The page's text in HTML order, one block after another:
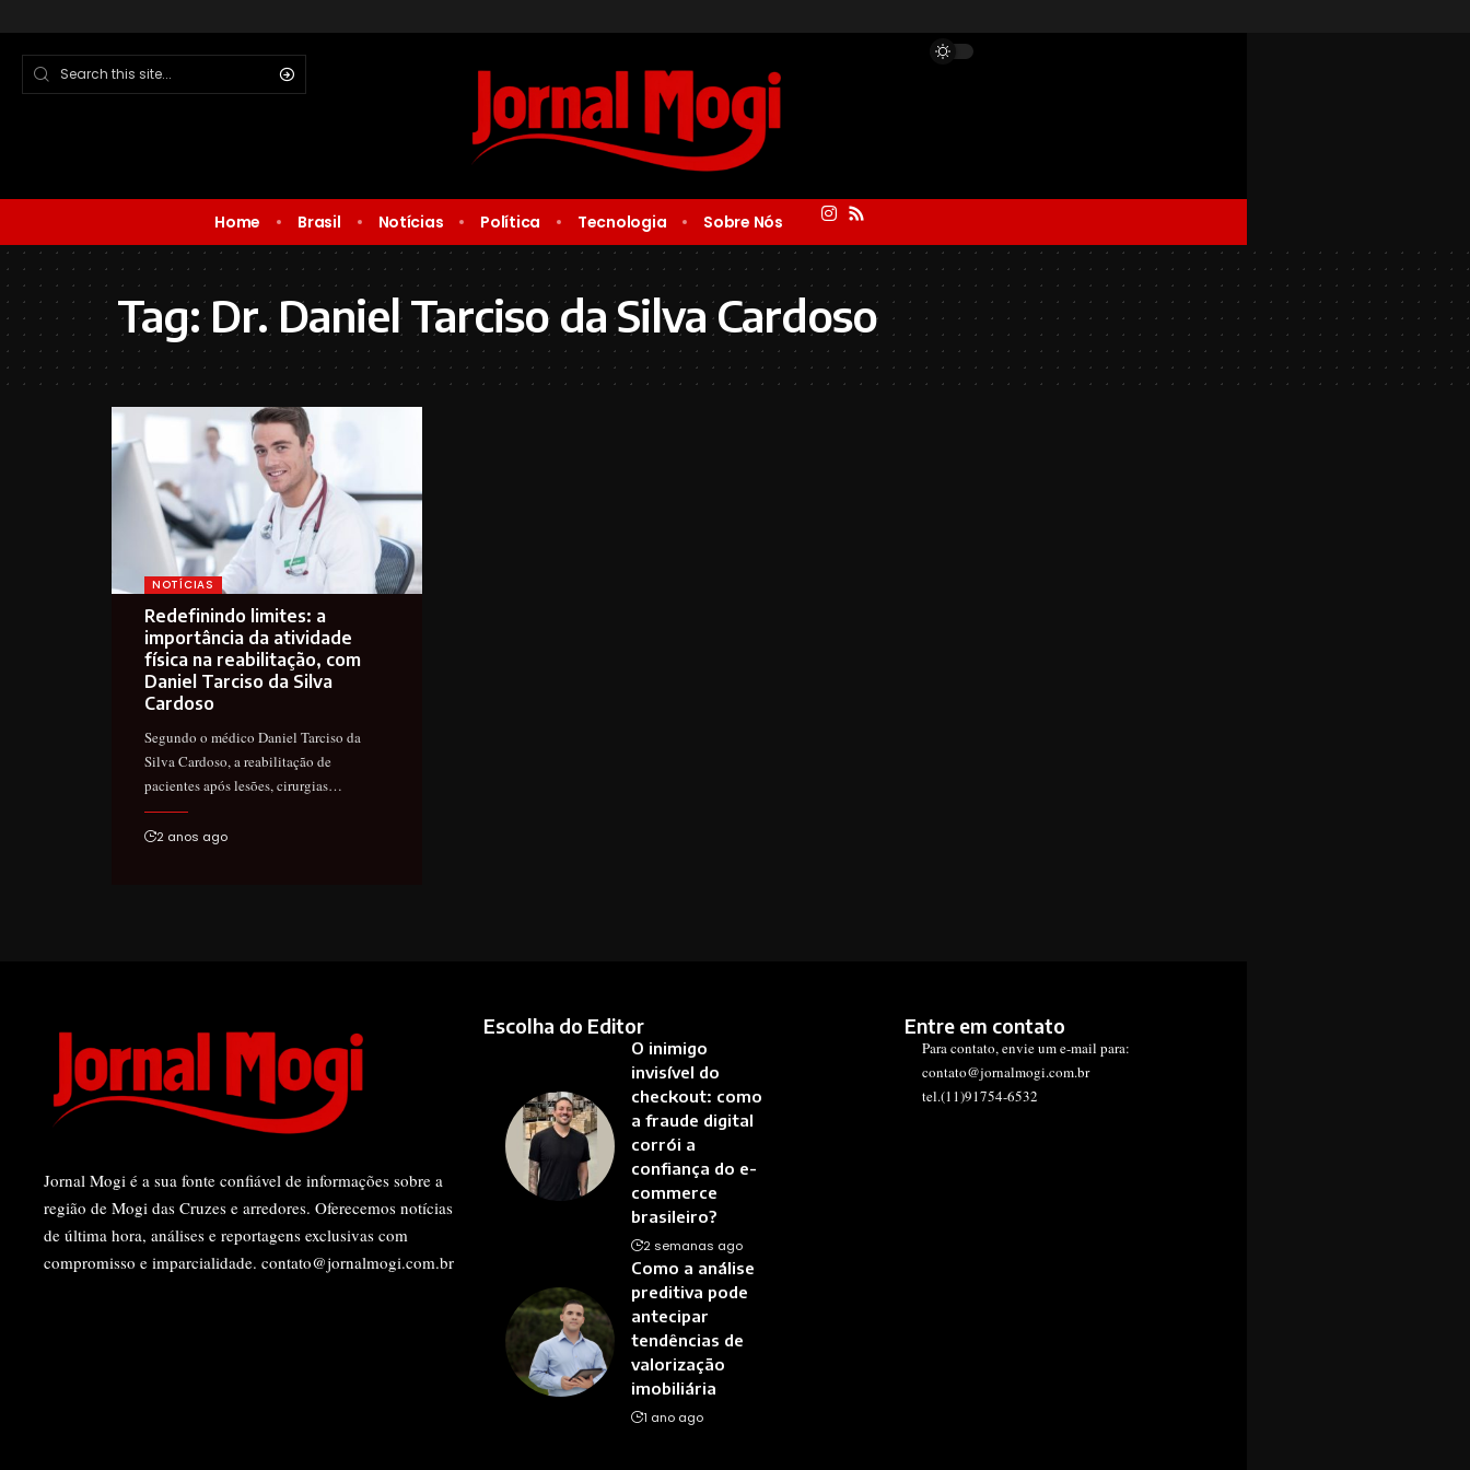
Home Brasil Notícias Política Tecnologia Sobre Nós
Tag:Dr. Daniel Tarciso da Silva Cardoso
NOTÍCIAS
Redefinindo limites: a
importância da atividade
física na reabilitação, com
Daniel Tarciso da Silva
Cardoso
Segundo o médico Daniel Tarciso da
Silva Cardoso, a reabilitação de
pacientes após lesões, cirurgias…
2 anos ago
Jornal Mogi é a sua fonte confiável de informações sobre a
região de Mogi das Cruzes e arredores. Oferecemos notícias
de última hora, análises e reportagens exclusivas com
compromisso e imparcialidade. contato@jornalmogi.com.br
Escolha do Editor
O inimigo
invisível do
checkout: como
a fraude digital
corrói a
confiança do e-
commerce
brasileiro?
2 semanas ago
Como a análise
preditiva pode
antecipar
tendências de
valorização
imobiliária
1 ano ago
Entre em contato
Para contato, envie um e-mail para:
contato@jornalmogi.com.br
tel.(11)91754-6532